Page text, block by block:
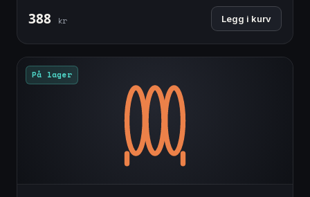
388 kr Legg i kurv
På lager